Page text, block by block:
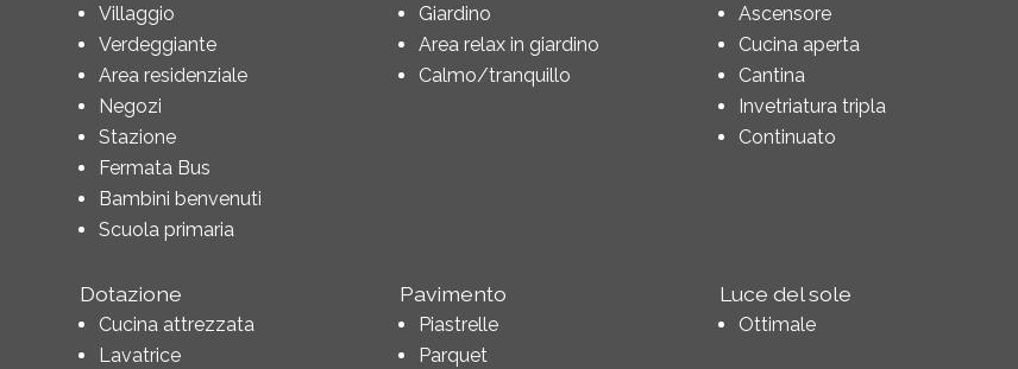
Villaggio
Verdeggiante
Area residenziale
Negozi
Stazione
Fermata Bus
Bambini benvenuti
Scuola primaria
Giardino
Area relax in giardino
Calmo/tranquillo
Ascensore
Cucina aperta
Cantina
Invetriatura tripla
Continuato
Dotazione
Cucina attrezzata
Lavatrice
Pavimento
Piastrelle
Parquet
Luce del sole
Ottimale